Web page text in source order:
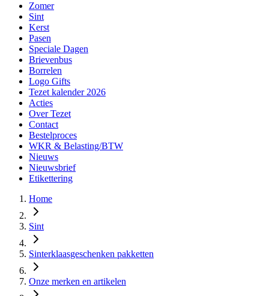
Zomer
Sint
Kerst
Pasen
Speciale Dagen
Brievenbus
Borrelen
Logo Gifts
Tezet kalender 2026
Acties
Over Tezet
Contact
Bestelproces
WKR & Belasting/BTW
Nieuws
Nieuwsbrief
Etikettering
Home
Sint
Sinterklaasgeschenken pakketten
Onze merken en artikelen